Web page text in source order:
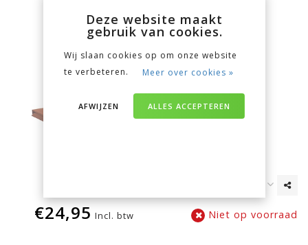
€24,95 Incl. btw Niet op voorraad
Deze website maakt
gebruik van cookies.
Wij slaan cookies op om onze website
te verbeteren.
Meer over cookies »
ALLES ACCEPTEREN
AFWIJZEN